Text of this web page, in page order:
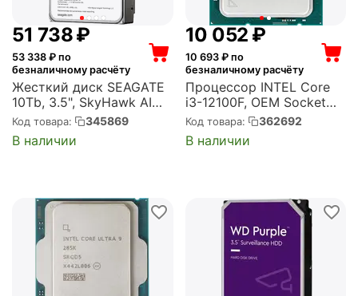
51 738₽
53 338 ₽ по
безналичному расчёту
Жесткий диск SEAGATE
10Tb, 3.5", SkyHawk AI
SATA-III, 7200 об/мин,
кэш 256Mb
(ST10000VE001)
Код товара: 345869
В наличии
10 052 ₽
10 693₽ по
безналичному расчёту
Процессор INTEL Core
i3-12100F, OEM Socket
1700, 4-ядерный, 3.3GHz,
Turbo: 4.3GHz, Alder
Lake, 89 Вт
Код товара: 362692
В наличии